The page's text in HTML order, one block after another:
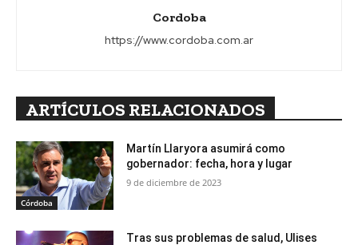
Cordoba
https://www.cordoba.com.ar
ARTÍCULOS RELACIONADOS
Córdoba
Martín Llaryora asumirá como
gobernador: fecha, hora y lugar
9 de diciembre de 2023
Tras sus problemas de salud, Ulises